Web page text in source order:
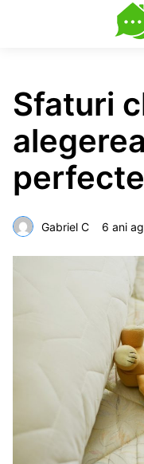
Sfaturi
Gabriel C 6 ani